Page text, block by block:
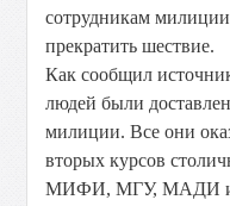
сотрудникам
прекратить шествие.
Как сообщил
людей были
милиции. Все они
вторых курсов
МИФИ, МГУ, МАДИ и